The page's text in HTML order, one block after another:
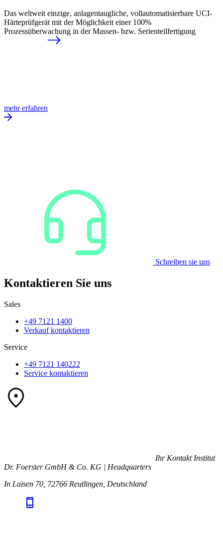
Das weltweit einzige, anlagentaugliche, vollautomatisierbare UCI-
Härteprüfgerät mit der Möglichkeit einer 100%
Prozessüberwachung in der Massen- bzw. Serienteilfertigung
mehr erfahren
Schreiben sie uns
Kontaktieren Sie uns
Sales
+49 7121 1400
Verkauf kontaktieren
Service
+49 7121 140222
Service kontaktieren
Ihr Kontakt Institut
Dr. Foerster GmbH & Co. KG | Headquarters
In Laisen 70, 72766 Reutlingen, Deutschland